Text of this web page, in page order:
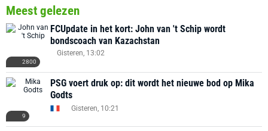
Meest gelezen
2800
FCUpdate in het kort: John van 't Schip wordt
bondscoach van Kazachstan
Gisteren, 13:02
9
PSG voert druk op: dit wordt het nieuwe bod op Mika
Godts
Gisteren, 10:21